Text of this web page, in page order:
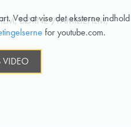
Ved at vise det eksterne indhold
for youtube.com.
BØRNE-/FAMILIEFILM,